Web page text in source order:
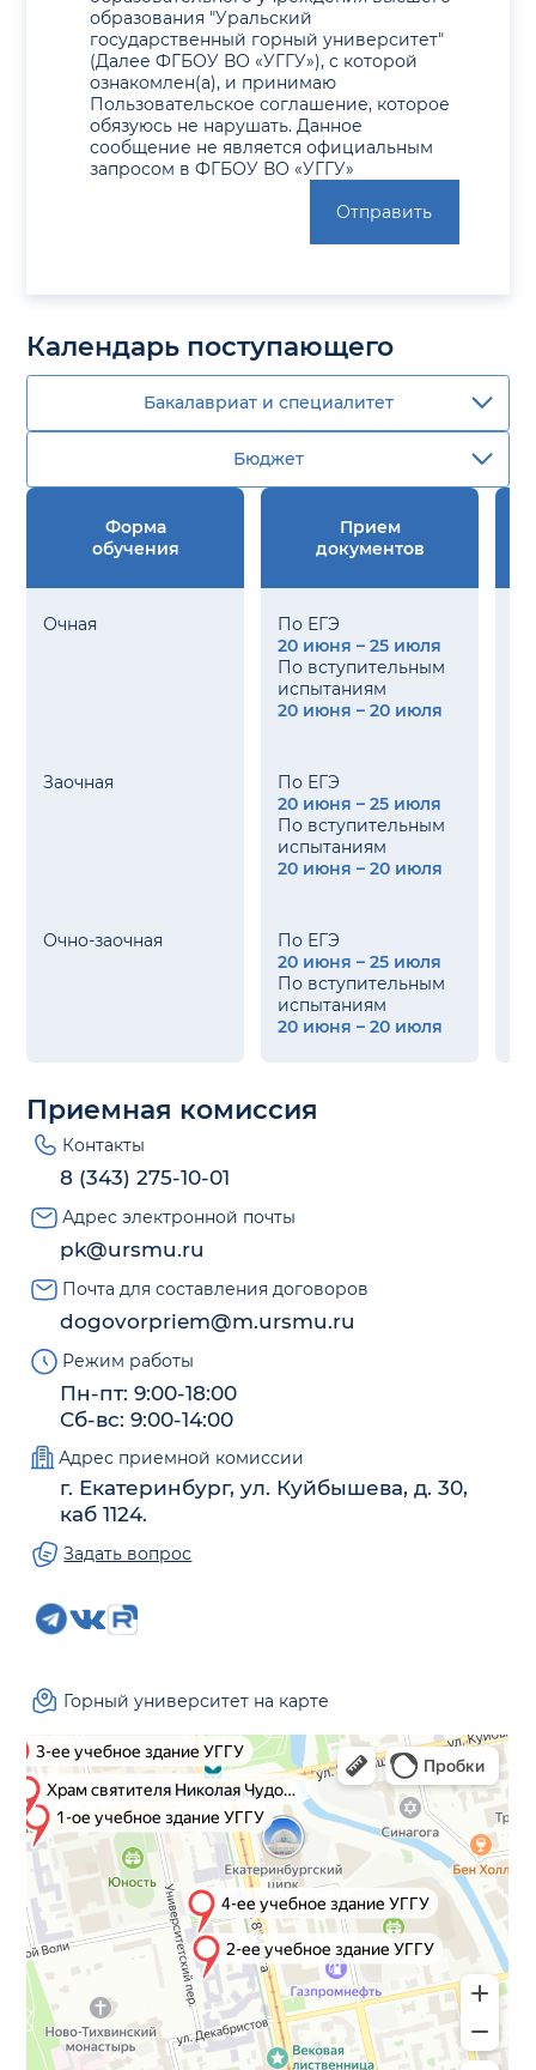
образования "Уральский
государственный горный университет"
(Далее ФГБОУ ВО «УГГУ»), с которой
ознакомлен(а), и принимаю
Пользовательское соглашение, которое
обязуюсь не нарушать. Данное
сообщение не является официальным
запросом в ФГБОУ ВО «УГГУ»
Отправить
Календарь поступающего
Бакалавриат и специалитет
Бюджет
Форма
обучения
Прием
документов
Очная
По ЕГЭ
20 июня – 25 июля
По вступительным
испытаниям
20 июня – 20 июля
Заочная
По ЕГЭ
20 июня – 25 июля
По вступительным
испытаниям
20 июня – 20 июля
Очно-заочная
По ЕГЭ
20 июня – 25 июля
По вступительным
испытаниям
20 июня – 20 июля
Приемная комиссия
Контакты
8 (343) 275-10-01
Адрес электронной почты
pk@ursmu.ru
Почта для составления договоров
dogovorpriem@m.ursmu.ru
Режим работы
Пн-пт: 9:00-18:00
Сб-вс: 9:00-14:00
Адрес приемной комиссии
г. Екатеринбург, ул. Куйбышева, д. 30,
каб 1124.
Задать вопрос
Горный университет на карте